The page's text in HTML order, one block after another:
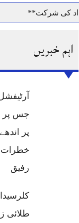
کی شرکت**
پر قربان
پریس کانفرنس
اہم خبریں
پر
خطرات
رفیق
طلائی